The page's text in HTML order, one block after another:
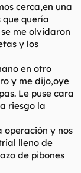
cerca,en una
quería
me olvidaron
y los
en otro
y me dijo,oye
Le puse cara
riesgo la
operación y nos
lleno de
de pibones